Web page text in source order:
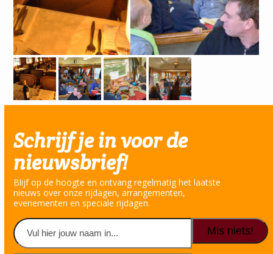
Foto: Remco Cammenga
Schrijf je in voor de
nieuwsbrief!
Blijf op de hoogte en ontvang regelmatig het laatste
nieuws over onze rijdagen, arrangementen,
evenementen en speciale rijdagen.
Naam
(Vereist)